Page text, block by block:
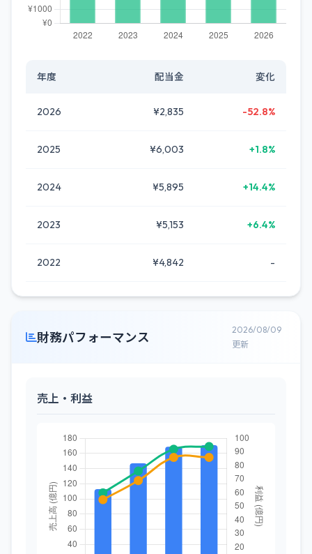
年度 配当金 変化
2026 ¥2,835 -52.8%
2025 ¥6,003 +1.8%
2024 ¥5,895 +14.4%
2023 ¥5,153 +6.4%
2022 ¥4,842 -
財務パフォーマンス
2026/08/09
更新
売上・利益